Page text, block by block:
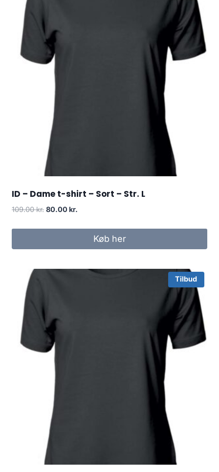
ID – Dame t-shirt – Sort – Str. L
109.00kr. Original
was:
80.00 kr.
is:
80.00 kr..
Køb her
Tilbud